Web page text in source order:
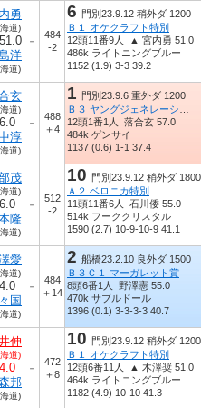
勇
道)
洋
道)
－
484
-2
6 門別23.9.12 稍外ダ 1200
Ｂ１ オケクラフト特別
12頭11番9人 ▲ 宮内勇 51.0
486k ライトニングブルー
1152 (1.9) 3-3 39.2
玄
道)
淳
道)
－
488
＋4
1 門別23.9.6 重外ダ 1200
12頭1番1人 落合玄 57.0
484k ゲンサイ
1137 (0.6) 1-1 37.4
茂
道)
隆
道)
－
512
-2
10 門別23.9.12 稍外ダ 1800
Ａ２ ベロニカ特別
11頭11番6人 石川倭 55.0
514k フーククリスタル
1590 (2.7) 10-9-10-9 41.1
愛
道)
国
道)
－
484
＋14
2 船橋23.2.10 良外ダ 1500
Ｂ３Ｃ１ マーガレット賞
8頭6番1人 野澤憲 55.0
470k サブルドール
1396 (0.1) 3-3-3-3 40.7
伸
道)
邦
道)
－
472
＋8
10 門別23.9.12 稍外ダ 1200
Ｂ１ オケクラフト特別
12頭6番11人 ▲ 木澤奨 51.0
464k ライトニングブルー
1182 (4.9) 10-10 41.3